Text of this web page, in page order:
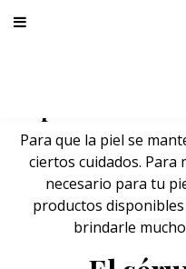
Sérum: ¿es
Para que la piel se
ciertos cuidados.
necesario para tu
productos
brindarle